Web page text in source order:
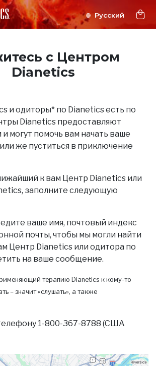
с Центром
Dianetics
и одиторы* по Dianetics есть по
Dianetics предоставляют
и могут помочь вам начать ваше
же пуститься в приключение
к вам Центр Dianetics или
заполните следующую
ваше имя, почтовый индекс
почты, чтобы мы могли найти
Центр Dianetics или одитора по
на ваше сообщение.
терапию Dianetics к кому-то
– значит «слушать», а также
1-800-367-8788 (США